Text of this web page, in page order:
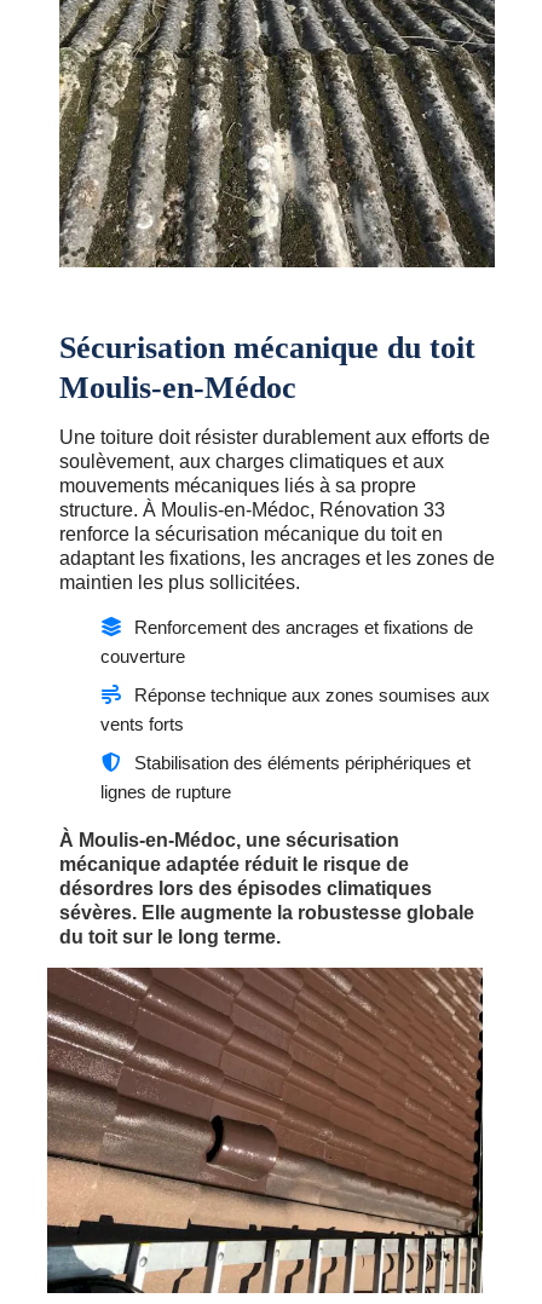
Sécurisation mécanique du toit
Moulis-en-Médoc
Une toiture doit résister durablement aux efforts de
soulèvement, aux charges climatiques et aux
mouvements mécaniques liés à sa propre
structure. À Moulis-en-Médoc, Rénovation 33
renforce la sécurisation mécanique du toit en
adaptant les fixations, les ancrages et les zones de
maintien les plus sollicitées.
Renforcement des ancrages et fixations de
couverture
Réponse technique aux zones soumises aux
vents forts
Stabilisation des éléments périphériques et
lignes de rupture
À Moulis-en-Médoc, une sécurisation
mécanique adaptée réduit le risque de
désordres lors des épisodes climatiques
sévères. Elle augmente la robustesse globale
du toit sur le long terme.